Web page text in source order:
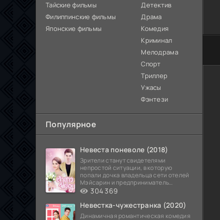
Тайские фильмы
Филиппинские фильмы
Японские фильмы
Детектив
Драма
Комедия
Криминал
Мелодрама
Спорт
Триллер
Ужасы
Фэнтези
Популярное
Невеста поневоле (2018)
Зрители станут свидетелями
непростой ситуации, в которую
попали дочка владельца сети отелей
Мэйсарин и предприниматель
Кетдэн. Обоих главных героев
304 369
Невестка-чужестранка (2020)
Динамичная романтическая комедия